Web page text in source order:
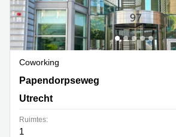
Coworking
Papendorpseweg 95 & 97, Utrecht
Papendorpseweg
Utrecht
Ruimtes:
1